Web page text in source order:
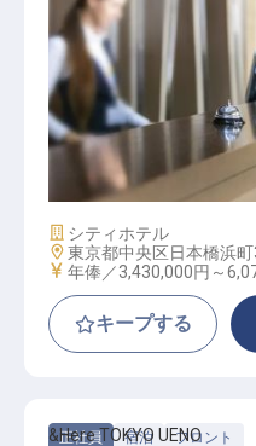
ホテルフロントスタ
施設業態
シティホテル
勤務地
東京都中央区日本橋浜
給与
年俸／3,430,000円～
キープする
正社員 宿泊 フロント
&Here TOKYO UENO